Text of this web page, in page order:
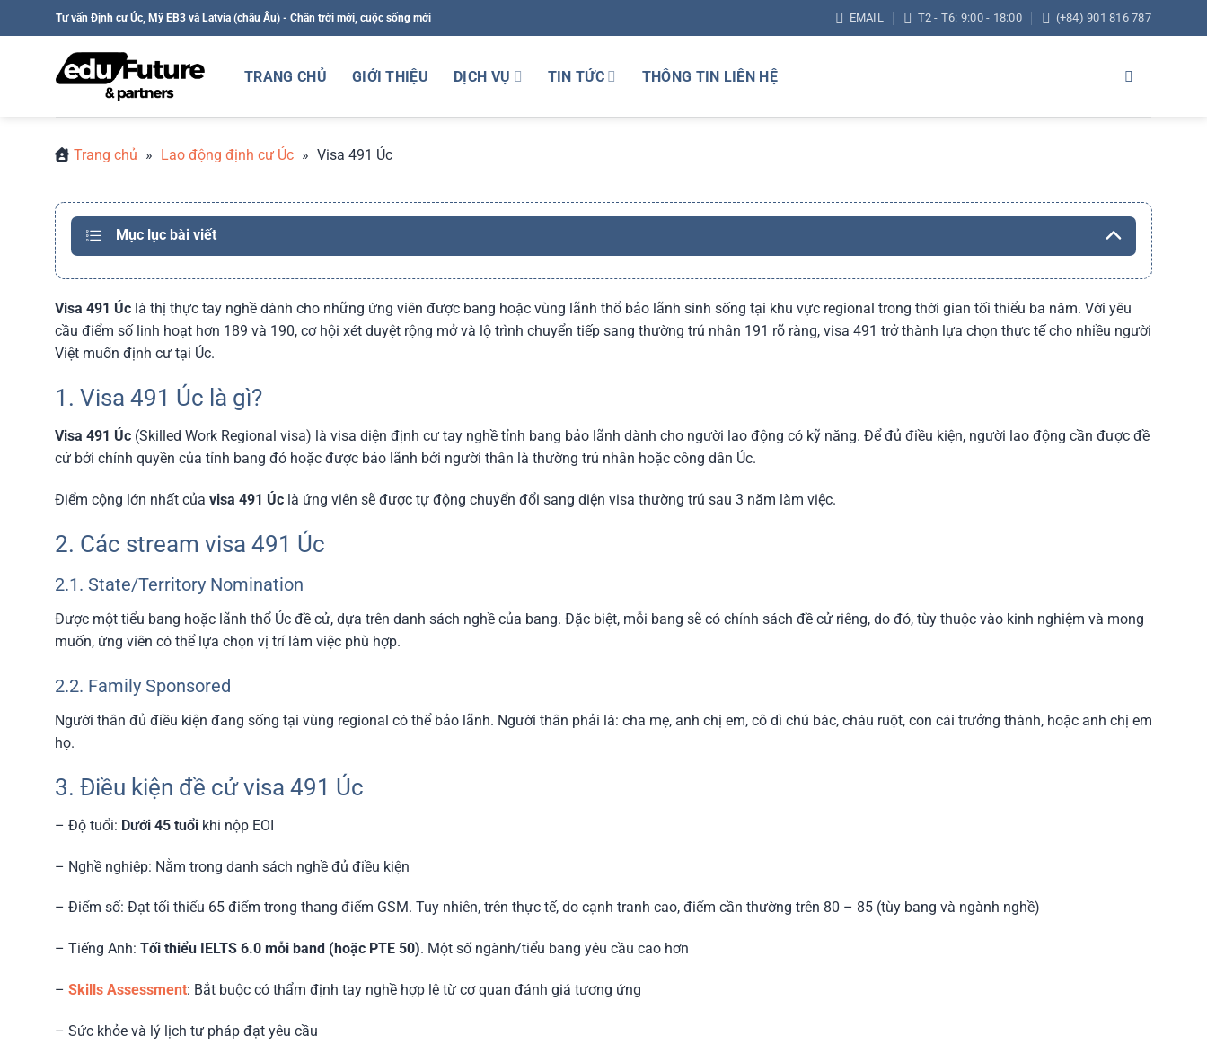
qua
Tư vấn Định cư Úc, Mỹ EB3 và Latvia (châu Âu) - Chân trời mới, cuộc sống mới EMAIL T2 - T6: 9:00 - 18:00 (+84) 901 816 787
TRANG CHỦ GIỚI THIỆU DỊCH VỤ TIN TỨC THÔNG TIN LIÊN HỆ
Trang chủ » Lao động định cư Úc » Visa 491 Úc
Mục lục bài viết
Visa 491 Úclà thị thực tay nghề dành cho những ứng viên được bang hoặc vùng lãnh thổ bảo lãnh sinh sống tại khu vực regional trong thời gian tối thiểu ba năm. Với yêu
cầu điểm số linh hoạt hơn 189 và 190, cơ hội xét duyệt rộng mở và lộ trình chuyển tiếp sang thường trú nhân 191 rõ ràng, visa 491 trở thành lựa chọn thực tế cho nhiều người
Việt muốn định cư tại Úc.
1. Visa 491 Úc là gì?
Visa 491 Úc(Skilled Work Regional visa) là visa diện định cư tay nghề tỉnh bang bảo lãnh dành cho người lao động có kỹ năng. Để đủ điều kiện, người lao động cần được đề
cử bởi chính quyền của tỉnh bang đó hoặc được bảo lãnh bởi người thân là thường trú nhân hoặc công dân Úc.
Điểm cộng lớn nhất của visa 491 Úclà ứng viên sẽ được tự động chuyển đổi sang diện visa thường trú sau 3 năm làm việc.
2. Các stream visa 491 Úc
2.1. State/Territory Nomination
Được một tiểu bang hoặc lãnh thổ Úc đề cử, dựa trên danh sách nghề của bang. Đặc biệt, mỗi bang sẽ có chính sách đề cử riêng, do đó, tùy thuộc vào kinh nghiệm và mong
muốn, ứng viên có thể lựa chọn vị trí làm việc phù hợp.
2.2. Family Sponsored
Người thân đủ điều kiện đang sống tại vùng regional có thể bảo lãnh. Người thân phải là: cha mẹ, anh chị em, cô dì chú bác, cháu ruột, con cái trưởng thành, hoặc anh chị em
họ.
3. Điều kiện đề cử visa 491 Úc
– Độ tuổi: Dưới 45 tuổikhi nộp EOI
– Nghề nghiệp: Nằm trong danh sách nghề đủ điều kiện
– Điểm số: Đạt tối thiểu 65 điểm trong thang điểm GSM. Tuy nhiên, trên thực tế, do cạnh tranh cao, điểm cần thường trên 80 – 85 (tùy bang và ngành nghề)
– Tiếng Anh: Tối thiểu IELTS 6.0 mỗi band (hoặc PTE 50). Một số ngành/tiểu bang yêu cầu cao hơn
– Skills Assessment: Bắt buộc có thẩm định tay nghề hợp lệ từ cơ quan đánh giá tương ứng
– Sức khỏe và lý lịch tư pháp đạt yêu cầu